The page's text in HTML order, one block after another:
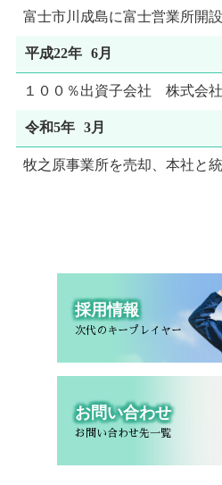
富士市川成島に富士営業所開設
平成22年 6月
１００％出資子会社 株式会
令和5年 3月
牧之原事業所を売却、本社と
採用情報
次代のキープレイヤー
お問い合わせ
お問い合わせ先一覧